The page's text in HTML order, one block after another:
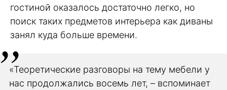
гостиной оказалось достаточно легко, но
поиск таких предметов интерьера как диваны
занял куда больше времени.
«Теоретические разговоры на тему мебели у
нас продолжались восемь лет, – вспоминает